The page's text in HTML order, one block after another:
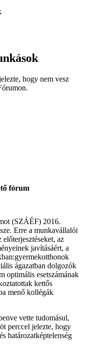
hogy nem vesz
fórum
(SZÁÉF) 2016.
Erre a munkavállalói
az
javításáért, a
ágazatban dolgozók
optimális esetszámának
kettős
menő kollégák
vette tudomásul,
perccel jelezte, hogy
határozatképtelenség